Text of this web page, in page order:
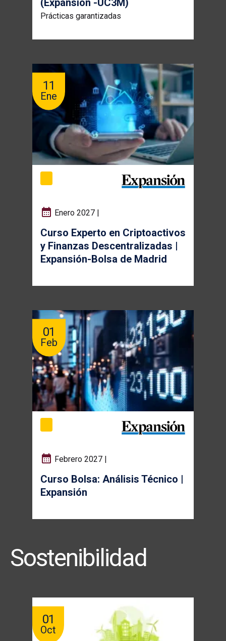
(Expansión -UC3M)
Prácticas garantizadas
11
Ene
Enero 2027 |
Curso Experto en Criptoactivos
y Finanzas Descentralizadas |
Expansión-Bolsa de Madrid
01
Feb
Febrero 2027 |
Curso Bolsa: Análisis Técnico |
Expansión
Sostenibilidad
01
Oct